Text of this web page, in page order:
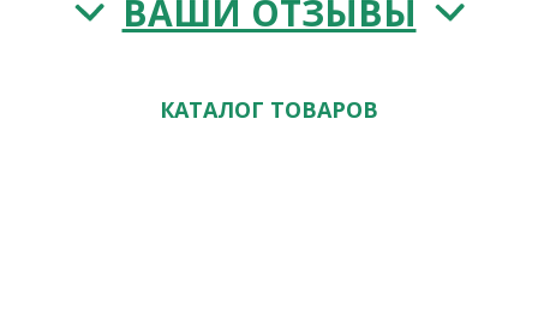
ВАШИ ОТЗЫВЫ
КАТАЛОГ ТОВАРОВ